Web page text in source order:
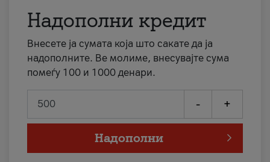
Надополни кредит
Внесете ја сумата која што сакате да ја
надополните. Ве молиме, внесувајте сума
помеѓу 100 и 1000 денари.
- +
Надополни